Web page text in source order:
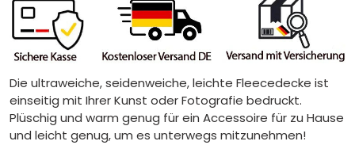
Die ultraweiche, seidenweiche, leichte Fleecedecke ist
einseitig mit Ihrer Kunst oder Fotografie bedruckt.
Plüschig und warm genug für ein Accessoire für zu Hause
und leicht genug, um es unterwegs mitzunehmen!